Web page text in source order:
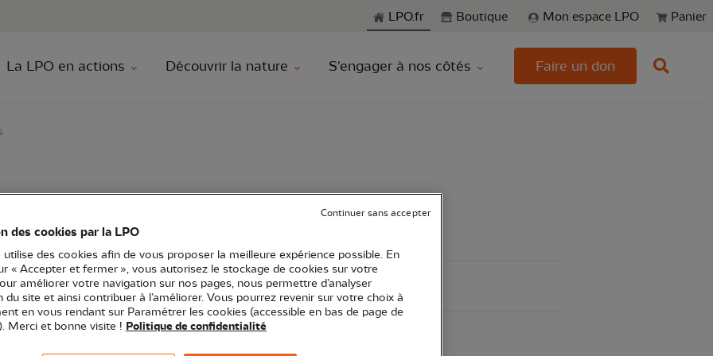
Aller à la rechercheLPO.fr Boutique Mon espace LPO Panier
La LPO en actions Découvrir la nature S'engager à nos côtés Faire un don
oiseaux migrateurs
France Sortie nature 59 - Nord
des cookies par la LPO
utilise des cookies afin de vous proposer la meilleure expérience possible. En
« Accepter et fermer », vous autorisez le stockage de cookies sur votre
améliorer votre navigation sur nos pages, nous permettre d’analyser
du site et ainsi contribuer à l’améliorer. Vous pourrez revenir sur votre choix à
en vous rendant sur Paramétrer les cookies (accessible en bas de page de
Merci et bonne visite ! Politique de confidentialité
Continuer sans accepter